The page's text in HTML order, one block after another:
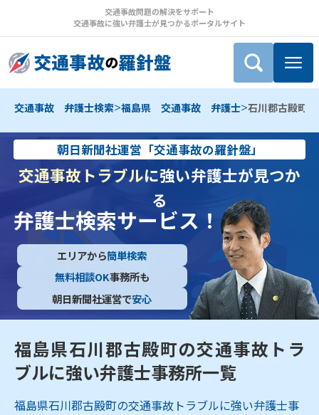
交通事故問題の解決をサポート
交通事故に強い弁護士が見つかるポータルサイト
交通事故 弁護士検索>福島県 交通事故 弁護士>石川郡古殿町
朝日新聞社運営「交通事故の羅針盤」
交通事故トラブルに強い弁護士が見つか
る
弁護士検索サービス！
エリアから簡単検索
無料相談OK事務所も
朝日新聞社運営で安心
福島県石川郡古殿町の交通事故トラ
ブルに強い弁護士事務所一覧
福島県石川郡古殿町の交通事故トラブルに強い弁護士事